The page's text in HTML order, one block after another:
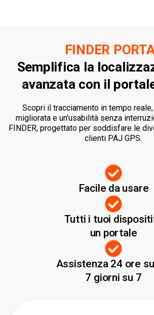
FINDER
Semplifica la
avanzata con il
Scopri il tracciamento in tempo
migliorata e un’usabilità senza
FINDER, progettato per soddisfare le
clienti PAJ GPS.
Facile da usare
Tutti i tuoi
un portale
Assistenza 24 ore
7 giorni su 7